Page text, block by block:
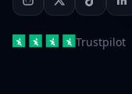
Trustpilot